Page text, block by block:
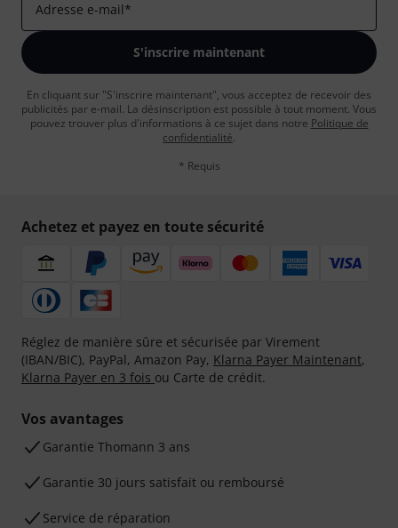
Adresse e-mail*
S'inscrire maintenant
En cliquant sur "S'inscrire maintenant", vous acceptez de recevoir des
publicités par e-mail. La désinscription est possible à tout moment. Vous
pouvez trouver plus d'informations à ce sujet dans notre Politique de
confidentialité.
* Requis
Achetez et payez en toute sécurité
Réglez de manière sûre et sécurisée par Virement
(IBAN/BIC), PayPal, Amazon Pay, Klarna Payer Maintenant,
Klarna Payer en 3 fois ou Carte de crédit.
Vos avantages
Ga­ran­tie Thomann 3 ans
Garantie 30 jours satisfait ou remboursé
Service de réparation